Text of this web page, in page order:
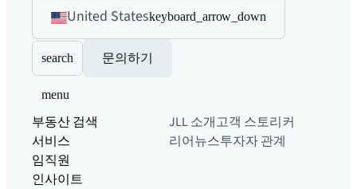
United Stateskeyboard_arrow_down
search 문의하기
menu
부동산 검색
서비스
임직원
인사이트
JLL 소개고객 스토리커
리어뉴스투자자 관계